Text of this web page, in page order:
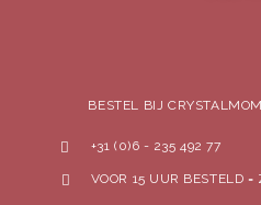
BESTEL BIJ
+31 (0)6 - 235 492 77
VOOR 15 UUR BESTELD